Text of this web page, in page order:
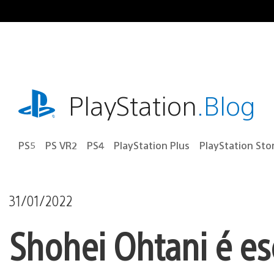
para
playstation.comPlayStation.Blog
PS5 PS VR2 PS4 PlayStation Plus PlayStation
31/01/2022
Shohei Ohtani é